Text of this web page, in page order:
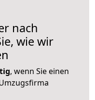
nach
wie wir
, wenn Sie einen